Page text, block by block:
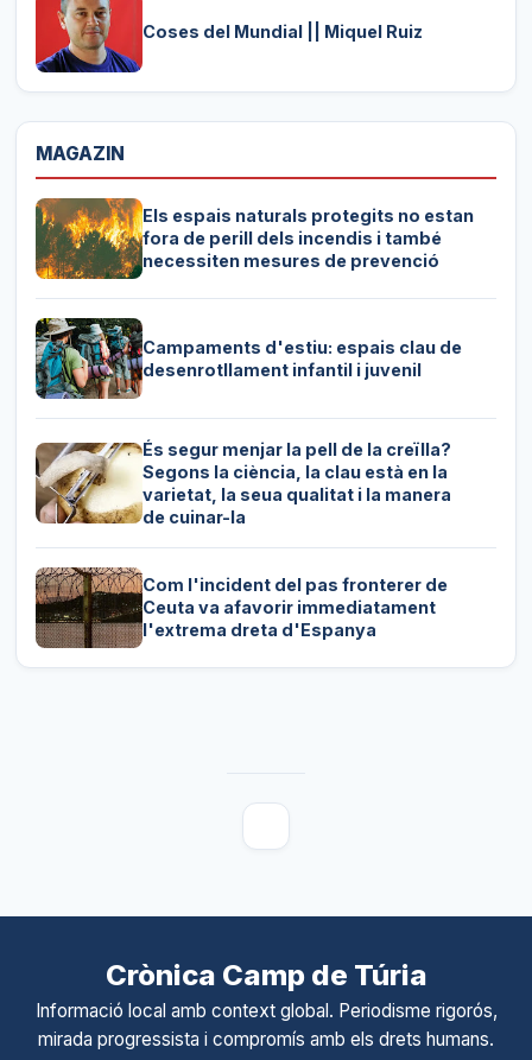
Coses del Mundial || Miquel Ruiz
MAGAZIN
Els espais naturals protegits no estan
fora de perill dels incendis i també
necessiten mesures de prevenció
Campaments d'estiu: espais clau de
desenrotllament infantil i juvenil
És segur menjar la pell de la creïlla?
Segons la ciència, la clau està en la
varietat, la seua qualitat i la manera
de cuinar-la
Com l'incident del pas fronterer de
Ceuta va afavorir immediatament
l'extrema dreta d'Espanya
Crònica Camp de Túria
Informació local amb context global. Periodisme rigorós,
mirada progressista i compromís amb els drets humans.